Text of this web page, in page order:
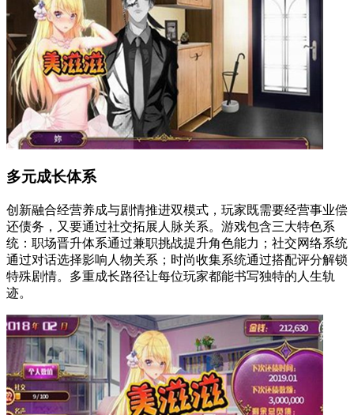
多元成长体系
创新融合经营养成与剧情推进双模式，玩家既需要经营事业偿
还债务，又要通过社交拓展人脉关系。游戏包含三大特色系
统：职场晋升体系通过兼职挑战提升角色能力；社交网络系统
通过对话选择影响人物关系；时尚收集系统通过搭配评分解锁
特殊剧情。多重成长路径让每位玩家都能书写独特的人生轨
迹。